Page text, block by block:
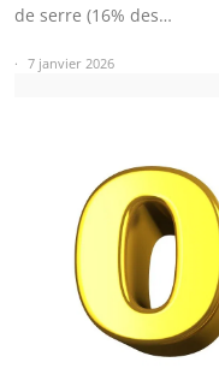
de serre (16% des…
7 janvier 2026